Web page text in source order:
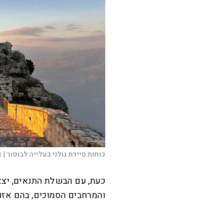
כוחות סיירת גולני בעלייה לבופור |
והמרחבים הסמוכים, בהם